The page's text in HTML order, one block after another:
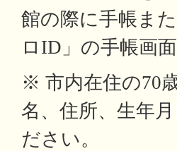
館の際に手帳ま
ロID」の手帳画
※ 市内在住の70
名、住所、生年
ださい。